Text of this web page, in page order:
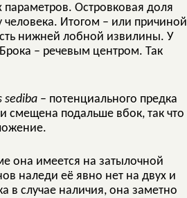
параметров. Островковая доля
Итогом – или причиной
нижней лобной извилины. У
– речевым центром. Так
sediba – потенциального предка
смещена подальше вбок, так что
она имеется на затылочной
наледи её явно нет на двух и
в случае наличия, она заметно